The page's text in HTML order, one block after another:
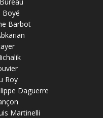
Boyé
Barbot
Roy
Daguerre
Martinelli